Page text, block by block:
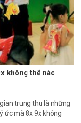
không thể nào
trung thu là những
ức mà 8x 9x không